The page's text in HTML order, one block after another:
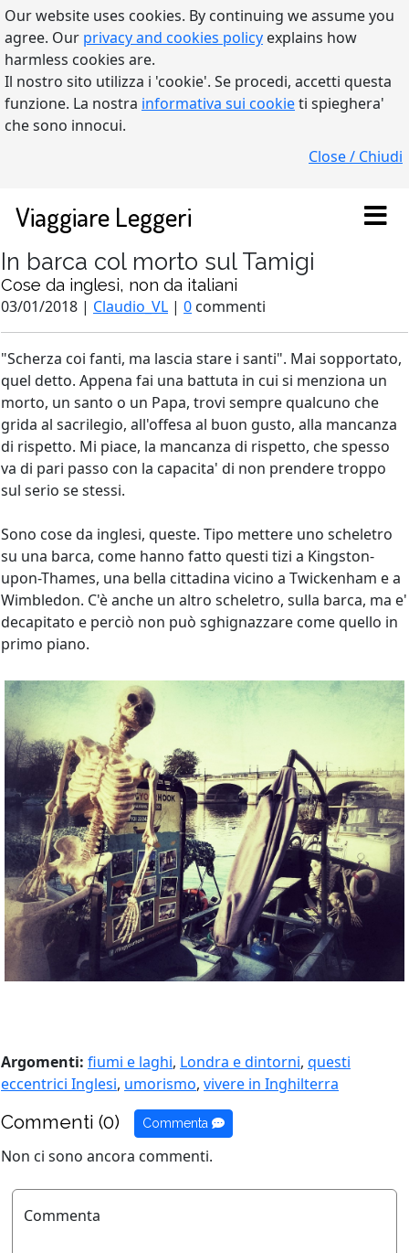
Our website uses cookies. By continuing we assume you
agree. Our privacy and cookies policy explains how
harmless cookies are.
Il nostro sito utilizza i 'cookie'. Se procedi, accetti questa
funzione. La nostra informativa sui cookieti spieghera'
che sono innocui.
Close / Chiudi
Viaggiare Leggeri
In barca col morto sul Tamigi
Cose da inglesi, non da italiani
03/01/2018 | Claudio_VL | 0 commenti
"Scherza coi fanti, ma lascia stare i santi". Mai sopportato,
quel detto. Appena fai una battuta in cui si menziona un
morto, un santo o un Papa, trovi sempre qualcuno che
grida al sacrilegio, all'offesa al buon gusto, alla mancanza
di rispetto. Mi piace, la mancanza di rispetto, che spesso
va di pari passo con la capacita' di non prendere troppo
sul serio se stessi.
Sono cose da inglesi, queste. Tipo mettere uno scheletro
su una barca, come hanno fatto questi tizi a Kingston-
upon-Thames, una bella cittadina vicino a Twickenham e a
Wimbledon. C'è anche un altro scheletro, sulla barca, ma e'
decapitato e perciò non può sghignazzare come quello in
primo piano.
Argomenti: fiumi e laghi, Londra e dintorni, questi
eccentrici Inglesi, umorismo, vivere in Inghilterra
Commenti (0) Commenta
Non ci sono ancora commenti.
Commenta